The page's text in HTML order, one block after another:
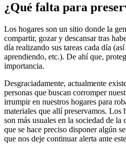
¿Qué falta para
Los hogares son un sitio donde la
compartir, gozar y descansar tras
día realizando sus tareas cada día
aprendiendo, etc.). De ahí que,
importancia.
Desgraciadamente, actualmente
personas que buscan corromper
irrumpir en nuestros hogares para
materiales que allí preservamos. Los
son más usuales en la sociedad de
que se hace preciso disponer algún
que nos deje continuar alerta ante